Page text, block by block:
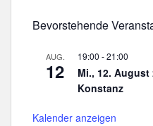
Bevorstehende
AUG.
12
19:00 -21:00
Mi., 12.
Konstanz
Kalender anzeigen